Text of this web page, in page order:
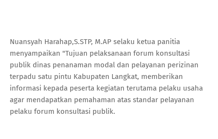
Nuansyah Harahap,S.STP, M.AP selaku ketua panitia
menyampaikan "Tujuan pelaksanaan forum konsultasi
publik dinas penanaman modal dan pelayanan perizinan
terpadu satu pintu Kabupaten Langkat, memberikan
informasi kepada peserta kegiatan terutama pelaku usaha
agar mendapatkan pemahaman atas standar pelayanan
pelaku forum konsultasi publik.